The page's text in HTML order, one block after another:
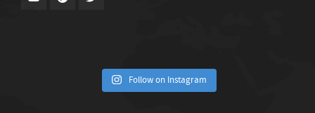
Follow on Instagram